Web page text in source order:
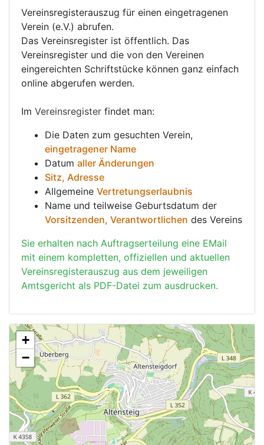
Vereinsregisterauszug für einen eingetragenen
Verein (e.V.) abrufen.
Das Vereinsregister ist öffentlich. Das
Vereinsregister und die von den Vereinen
eingereichten Schriftstücke können ganz einfach
online abgerufen werden.
Im Vereinsregister findet man:
Die Daten zum gesuchten Verein,
eingetragener Name
Datum aller Änderungen
Sitz, Adresse
Allgemeine Vertretungserlaubnis
Name und teilweise Geburtsdatum der
Vorsitzenden, Verantwortlichen des Vereins
Sie erhalten nach Auftragserteilung eine EMail
mit einem kompletten, offiziellen und aktuellen
Vereinsregisterauszug aus dem jeweiligen
Amtsgericht als PDF-Datei zum ausdrucken.
+
−